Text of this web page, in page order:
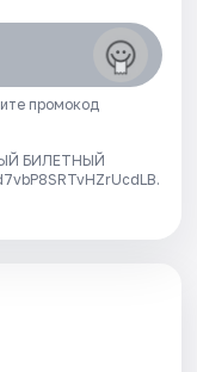
промокод
БИЛЕТНЫЙ